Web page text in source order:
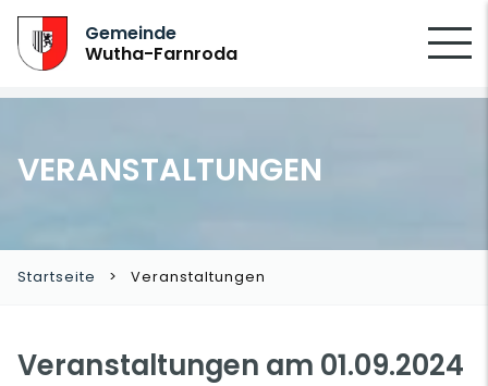
Gemeinde
Wutha-Farnroda
VERANSTALTUNGEN
Startseite Veranstaltungen
Veranstaltungen am 01.09.2024